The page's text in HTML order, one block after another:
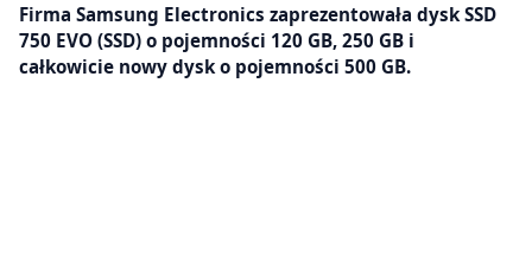
Firma Samsung Electronics zaprezentowała dysk SSD
750 EVO (SSD) o pojemności 120 GB, 250 GB i
całkowicie nowy dysk o pojemności 500 GB.